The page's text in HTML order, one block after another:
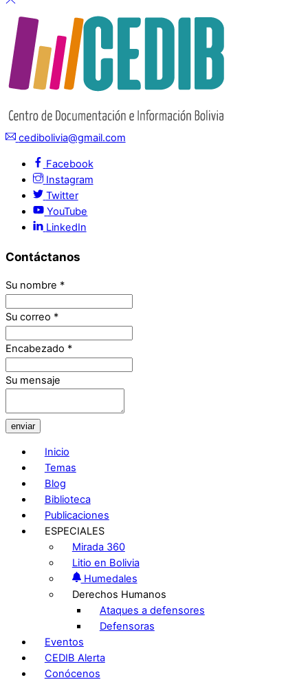
cedibolivia@gmail.com
Facebook
Instagram
Twitter
YouTube
LinkedIn
Contáctanos
Su nombre *
Su correo *
Encabezado *
Su mensaje
enviar
Inicio
Temas
Blog
Biblioteca
Publicaciones
ESPECIALES
Mirada 360
Litio en Bolivia
Humedales
Derechos Humanos
Ataques a defensores
Defensoras
Eventos
CEDIB Alerta
Conócenos